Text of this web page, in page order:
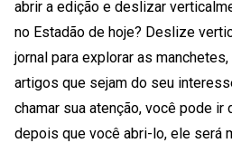
abrir a edição e deslizar
no Estadão de hoje? Deslize
jornal para explorar as
artigos que sejam do seu
chamar sua atenção, você pode ir
depois que você abri-lo, ele será